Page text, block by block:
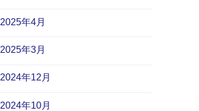
2025年4月
2025年3月
2024年12月
2024年10月